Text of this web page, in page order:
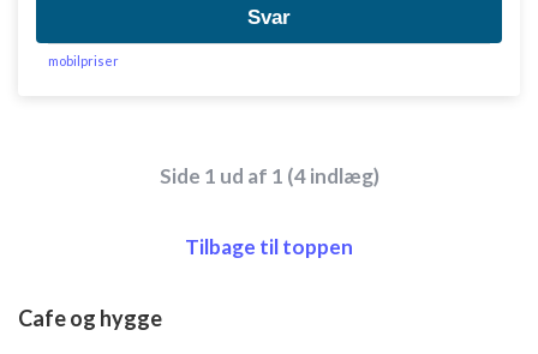
Svar
mobilpriser
Side 1 ud af 1 (4 indlæg)
Tilbage til toppen
Cafe og hygge